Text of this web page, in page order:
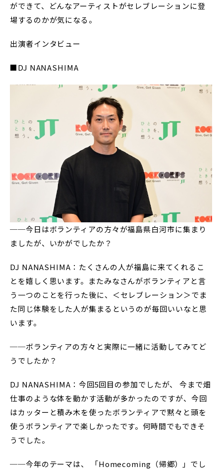
ができて、どんなアーティストがセレブレーションに登
場するのかが気になる。
出演者インタビュー
■DJ NANASHIMA
──今日はボランティアの方々が福島県白河市に集まり
ましたが、いかがでしたか？
DJ NANASHIMA：たくさんの人が福島に来てくれるこ
とを嬉しく思います。またみなさんがボランティアと言
う一つのことを行った後に、＜セレブレーション＞でま
た同じ体験をした人が集まるというのが毎回いいなと思
います。
──ボランティアの方々と実際に一緒に活動してみてど
うでしたか？
DJ NANASHIMA：今回5回目の参加でしたが、 今まで畑
仕事のような体を動かす活動が多かったのですが、今回
はカッターと積み木を使ったボランティアで黙々と頭を
使うボランティアで楽しかったです。何時間でもできそ
うでした。
──今年のテーマは、 「Homecoming（帰郷）」でし